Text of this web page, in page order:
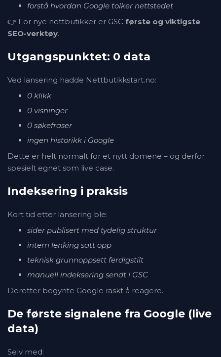
forstå hvordan Google tolker nettstedet
👉 For nye nettbutikker er GSC første og viktigste
SEO-verktøy.
Utgangspunktet: 0 data
Ved lansering hadde Nettbutikkstart.no:
0 klikk
0 visninger
0 søkefraser
ingen historikk i Google
Dette er helt normalt for et nytt domene – og derfor
spesielt egnet som live case.
Indeksering i praksis
Kort tid etter lansering ble:
sider publisert med tydelig struktur
intern lenking satt opp
teknisk grunnoppsett ferdigstilt
manuell indeksering sendt i GSC
Deretter begynte Google raskt å reagere.
De første signalene fra Google (live
data)
Selv med: